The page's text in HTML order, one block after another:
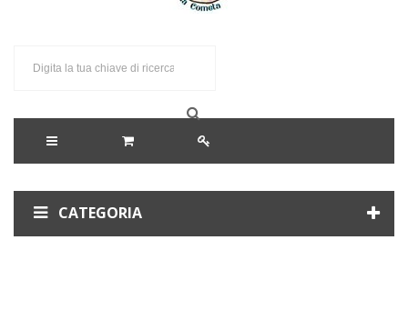
CATEGORIA